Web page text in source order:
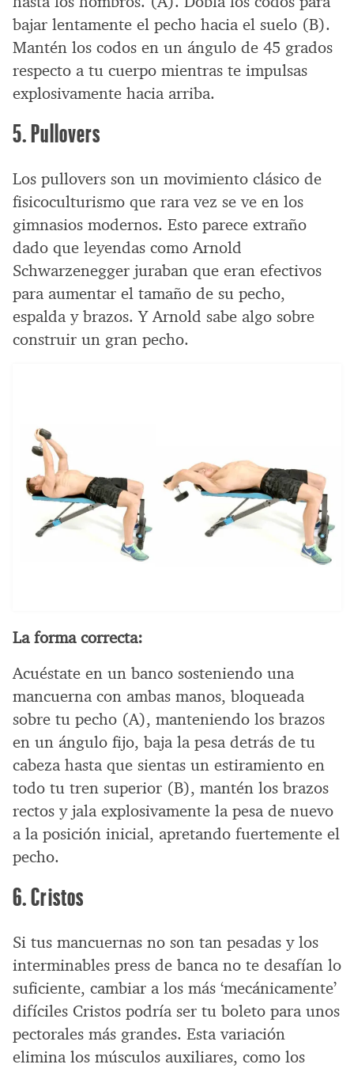
bajar lentamente el pecho hacia el suelo (B).
Mantén los codos en un ángulo de 45 grados
respecto a tu cuerpo mientras te impulsas
explosivamente hacia arriba.
5. Pullovers
Los pullovers son un movimiento clásico de
fisicoculturismo que rara vez se ve en los
gimnasios modernos. Esto parece extraño
dado que leyendas como Arnold
Schwarzenegger juraban que eran efectivos
para aumentar el tamaño de su pecho,
espalda y brazos. Y Arnold sabe algo sobre
construir un gran pecho.
La forma correcta:
Acuéstate en un banco sosteniendo una
mancuerna con ambas manos, bloqueada
sobre tu pecho (A), manteniendo los brazos
en un ángulo fijo, baja la pesa detrás de tu
cabeza hasta que sientas un estiramiento en
todo tu tren superior (B), mantén los brazos
rectos y jala explosivamente la pesa de nuevo
a la posición inicial, apretando fuertemente el
pecho.
6. Cristos
Si tus mancuernas no son tan pesadas y los
interminables press de banca no te desafían lo
suficiente, cambiar a los más ‘mecánicamente’
difíciles Cristos podría ser tu boleto para unos
pectorales más grandes. Esta variación
elimina los músculos auxiliares, como los